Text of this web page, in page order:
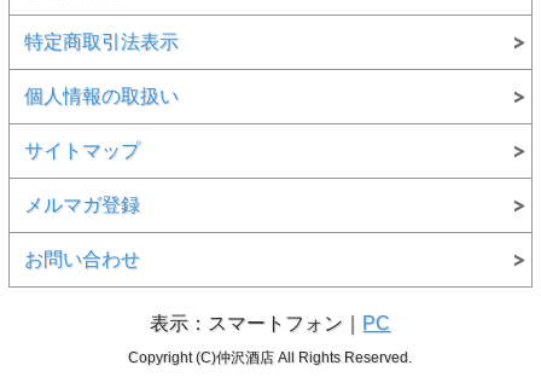
特定商取引法表示
個人情報の取扱い
サイトマップ
メルマガ登録
お問い合わせ
表示：スマートフォン｜ PC
Copyright (C)仲沢酒店 All Rights Reserved.